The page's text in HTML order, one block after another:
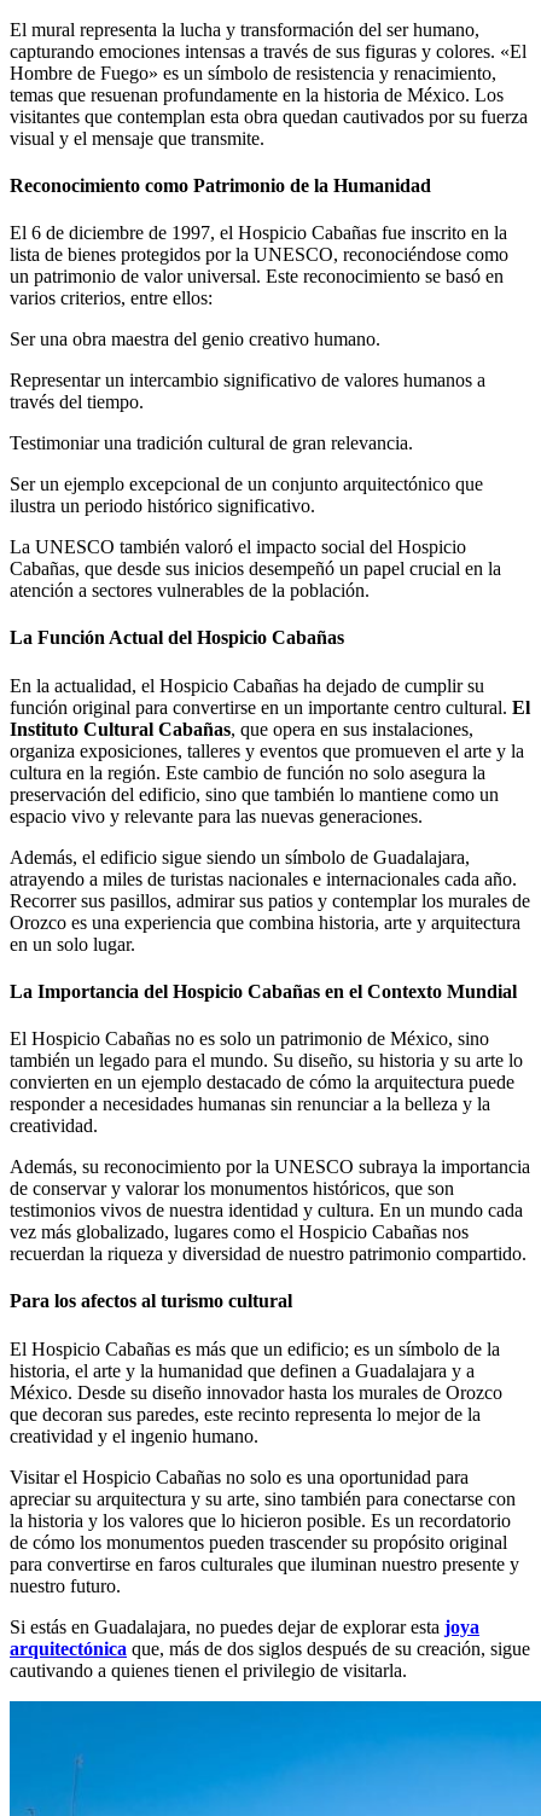
El mural representa la lucha y transformación del ser humano,
capturando emociones intensas a través de sus figuras y colores. «El
Hombre de Fuego» es un símbolo de resistencia y renacimiento,
temas que resuenan profundamente en la historia de México. Los
visitantes que contemplan esta obra quedan cautivados por su fuerza
visual y el mensaje que transmite.
Reconocimiento como Patrimonio de la Humanidad
El 6 de diciembre de 1997, el Hospicio Cabañas fue inscrito en la
lista de bienes protegidos por la UNESCO, reconociéndose como
un patrimonio de valor universal. Este reconocimiento se basó en
varios criterios, entre ellos:
Ser una obra maestra del genio creativo humano.
Representar un intercambio significativo de valores humanos a
través del tiempo.
Testimoniar una tradición cultural de gran relevancia.
Ser un ejemplo excepcional de un conjunto arquitectónico que
ilustra un periodo histórico significativo.
La UNESCO también valoró el impacto social del Hospicio
Cabañas, que desde sus inicios desempeñó un papel crucial en la
atención a sectores vulnerables de la población.
La Función Actual del Hospicio Cabañas
En la actualidad, el Hospicio Cabañas ha dejado de cumplir su
función original para convertirse en un importante centro cultural. El
Instituto Cultural Cabañas, que opera en sus instalaciones,
organiza exposiciones, talleres y eventos que promueven el arte y la
cultura en la región. Este cambio de función no solo asegura la
preservación del edificio, sino que también lo mantiene como un
espacio vivo y relevante para las nuevas generaciones.
Además, el edificio sigue siendo un símbolo de Guadalajara,
atrayendo a miles de turistas nacionales e internacionales cada año.
Recorrer sus pasillos, admirar sus patios y contemplar los murales de
Orozco es una experiencia que combina historia, arte y arquitectura
en un solo lugar.
La Importancia del Hospicio Cabañas en el Contexto Mundial
El Hospicio Cabañas no es solo un patrimonio de México, sino
también un legado para el mundo. Su diseño, su historia y su arte lo
convierten en un ejemplo destacado de cómo la arquitectura puede
responder a necesidades humanas sin renunciar a la belleza y la
creatividad.
Además, su reconocimiento por la UNESCO subraya la importancia
de conservar y valorar los monumentos históricos, que son
testimonios vivos de nuestra identidad y cultura. En un mundo cada
vez más globalizado, lugares como el Hospicio Cabañas nos
recuerdan la riqueza y diversidad de nuestro patrimonio compartido.
Para los afectos al turismo cultural
El Hospicio Cabañas es más que un edificio; es un símbolo de la
historia, el arte y la humanidad que definen a Guadalajara y a
México. Desde su diseño innovador hasta los murales de Orozco
que decoran sus paredes, este recinto representa lo mejor de la
creatividad y el ingenio humano.
Visitar el Hospicio Cabañas no solo es una oportunidad para
apreciar su arquitectura y su arte, sino también para conectarse con
la historia y los valores que lo hicieron posible. Es un recordatorio
de cómo los monumentos pueden trascender su propósito original
para convertirse en faros culturales que iluminan nuestro presente y
nuestro futuro.
Si estás en Guadalajara, no puedes dejar de explorar esta joya
arquitectónica que, más de dos siglos después de su creación, sigue
cautivando a quienes tienen el privilegio de visitarla.